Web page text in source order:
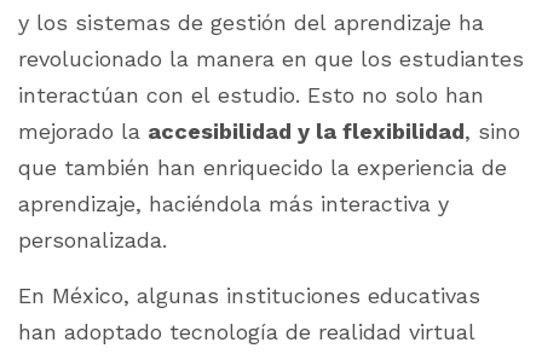
y los sistemas de gestión del aprendizaje ha
revolucionado la manera en que los estudiantes
interactúan con el estudio. Esto no solo han
mejorado la accesibilidad y la flexibilidad, sino
que también han enriquecido la experiencia de
aprendizaje, haciéndola más interactiva y
personalizada.
En México, algunas instituciones educativas
han adoptado tecnología de realidad virtual